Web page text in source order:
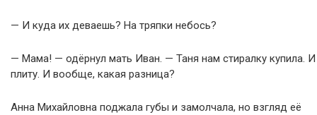
— И куда их деваешь? На тряпки небось?
— Мама! — одёрнул мать Иван. — Таня нам стиралку купила. И
плиту. И вообще, какая разница?
Анна Михайловна поджала губы и замолчала, но взгляд её